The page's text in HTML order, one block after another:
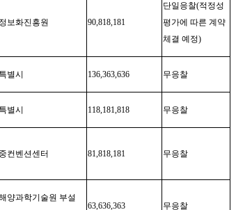
보화진흥원 90,818,181
단일응찰(적정성
평가에 따른 계약
체결 예정)
별시 136,363,636 무응찰
별시 118,181,818 무응찰
컨벤션센터 81,818,181 무응찰
양과학기술원 부설
63,636,363 무응찰